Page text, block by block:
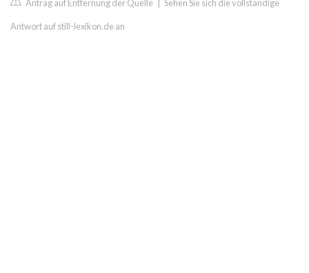
Antrag auf Entfernung der Quelle Sehen Sie sich die vollständige
Antwort auf still-lexikon.de an